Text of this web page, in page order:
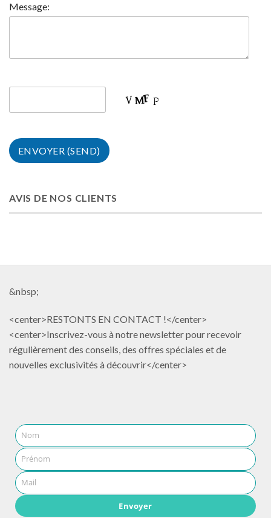
Message:
AVIS DE NOS CLIENTS
&nbsp;
<center>RESTONTS EN CONTACT !</center>
<center>Inscrivez-vous à notre newsletter pour recevoir
régulièrement des conseils, des offres spéciales et de
nouvelles exclusivités à découvrir</center>
Nom
Prénom
Mail
Envoyer